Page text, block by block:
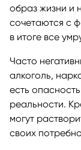
образ жизни и
сочетаются с
в итоге все
Часто
алкоголь,
есть
реальности.
могут
своих